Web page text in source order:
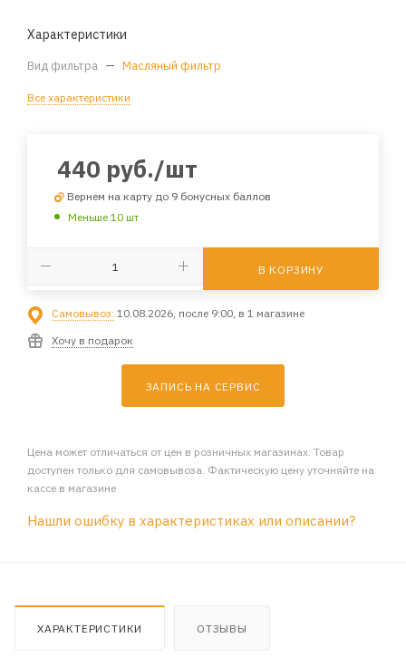
Характеристики
Вид фильтра — Масляный фильтр
Все характеристики
440 руб./шт
Вернем на карту до 9 бонусных баллов
Меньше 10 шт
В КОРЗИНУ
Самовывоз: 10.08.2026, после 9:00, в 1 магазине
Хочу в подарок
ЗАПИСЬ НА СЕРВИС
Цена может отличаться от цен в розничных магазинах. Товар
доступен только для самовывоза. Фактическую цену уточняйте на
кассе в магазине
Нашли ошибку в характеристиках или описании?
ХАРАКТЕРИСТИКИ ОТЗЫВЫ